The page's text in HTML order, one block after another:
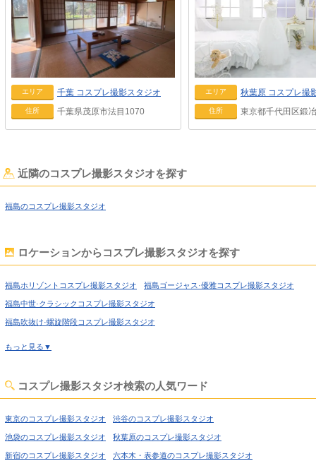
エリア 千葉 コスプレ撮影スタジオ
住所 千葉県茂原市法目1070
エリア 秋葉原 コスプレ撮
住所 東京都千代田区鍛
近隣のコスプレ撮影スタジオを探す
福島のコスプレ撮影スタジオ
ロケーションからコスプレ撮影スタジオを探す
福島ホリゾントコスプレ撮影スタジオ 福島ゴージャス·優雅コスプレ撮影スタジオ
福島中世·クラシックコスプレ撮影スタジオ
福島吹抜け·螺旋階段コスプレ撮影スタジオ
福島和室·古民家コスプレ撮影スタジオ 福島ヴィンテージ風コスプレ撮影スタジオ
福島カフェ·レストラン·バーコスプレ撮影スタジオ
福島キッチンスタジオコスプレ撮影スタジオ 福島自然光コスプレ撮影スタジオ
もっと見る▼
コスプレ撮影スタジオ検索の人気ワード
東京のコスプレ撮影スタジオ 渋谷のコスプレ撮影スタジオ
池袋のコスプレ撮影スタジオ 秋葉原のコスプレ撮影スタジオ
新宿のコスプレ撮影スタジオ 六本木・表参道のコスプレ撮影スタジオ